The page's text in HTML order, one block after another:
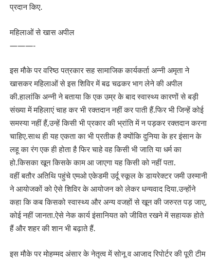
प्रदान किए.
महिलाओं से खास अपील
———-
इस मौके पर वरिष्ठ पत्रकार सह सामाजिक कार्यकर्ता अन्नी अमृता ने
खासकर महिलाओं से इस शिविर में बढ चढकर भाग लेने की अपील
की.हालांकि अन्नी ने बताया कि एक उम्र के बाद स्वास्थ्य कारणों से बड़ी
संख्या में महिलाएं चाह कर भी रक्तदान नहीं कर पाती हैं.फिर भी जिन्हें कोई
समस्या नहीं हैं,उन्हें किसी भी प्रकार की भ्रांति में न पड़कर रक्तदान करना
चाहिए.साथ ही यह एकता का भी प्रतीक है क्योंकि दुनिया के हर इंसान के
लहू का रंग एक ही होता है फिर चाहे वह किसी भी जाति या धर्म का
हो.किसका खून किसके काम आ जाएगा यह किसी को नहीं पता.
वहीं बतौर अतिथि पहुंचे एमओ एकेडमी उर्दू स्कूल के डायरेक्टर जमी उस्मानी
ने आयोजकों को ऐसे शिविर के आयोजन को लेकर धन्यवाद दिया.उन्होंने
कहा कि कब किसको स्वास्थ्य और अन्य वजहों से खून की जरुरत पड़ जाए,
कोई नहीं जानता.ऐसे नेक कार्य इंसानियत को जीवित रखने में सहायक होते
हैं और शहर की शान भी बढ़ाते हैं.
इस मौके पर मोहम्मद अंसार के नेतृत्व में सोनू व आजाद रिपोर्टर की पूरी टीम